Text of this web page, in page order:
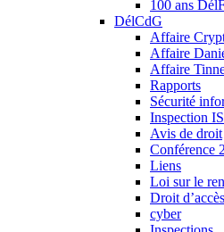
100 ans
DélCdG
Affaire
Affaire
Affaire
Rapports
Sécurité
Inspection
Avis de droit
Conférence
Liens
Loi sur le
Droit d’accès
cyber